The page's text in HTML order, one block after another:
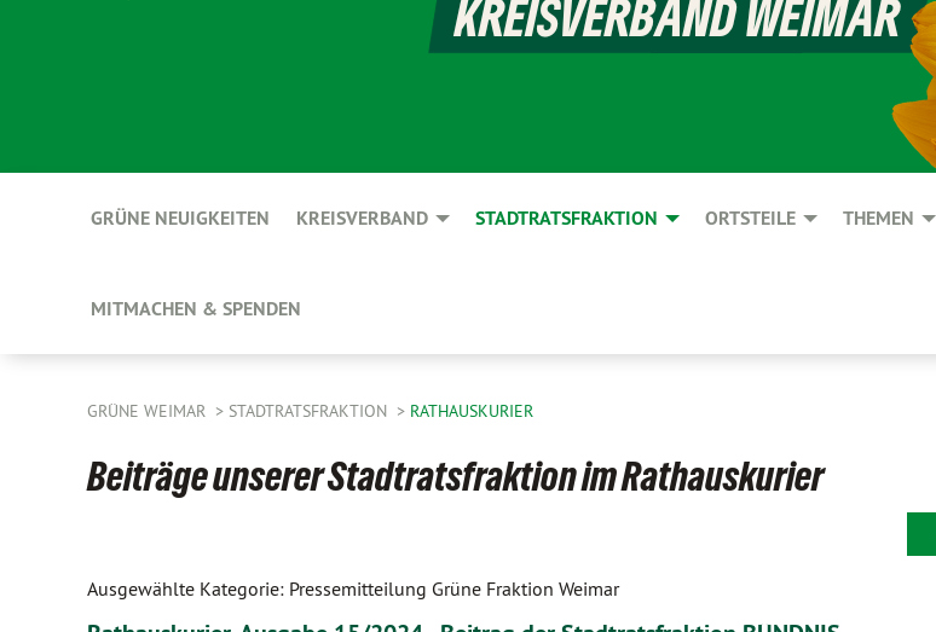
GRÜNE NEUIGKEITEN KREISVERBAND STADTRATSFRAKTION ORTSTEILE THEMEN
MITMACHEN & SPENDEN
GRÜNE WEIMAR STADTRATSFRAKTION RATHAUSKURIER
Beiträge unserer Stadtratsfraktion im Rathauskurier
Ausgewählte Kategorie: Pressemitteilung Grüne Fraktion Weimar